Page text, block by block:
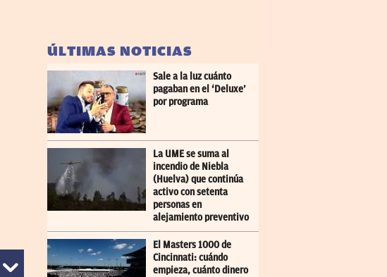
ÚLTIMAS NOTICIAS
Sale a la luz cuánto
pagaban en el ‘Deluxe’
por programa
La UME se suma al
incendio de Niebla
(Huelva) que continúa
activo con setenta
personas en
alejamiento preventivo
El Masters 1000 de
Cincinnati: cuándo
empieza, cuánto dinero